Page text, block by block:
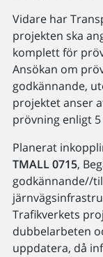
Vidare har
projekten ska
komplett för
Ansökan om
godkännande,
projektet anser
prövning enligt 5
Planerat
TMALL 0715,
godkännande//
Trafikverkets
dubbelarbeten
uppdatera, då